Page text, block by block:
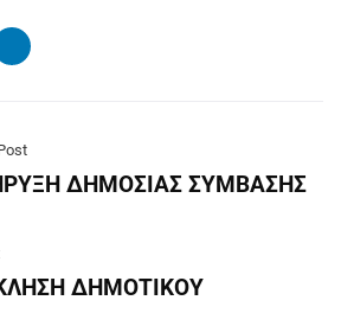
ΔΗΜΟΣΙΑΣ ΣΥΜΒΑΣΗΣ
ΔΗΜΟΤΙΚΟΥ